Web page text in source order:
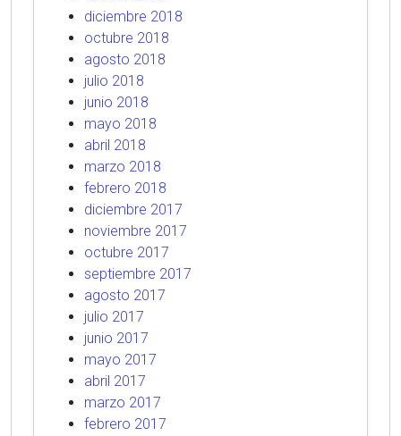
diciembre 2018
octubre 2018
agosto 2018
julio 2018
junio 2018
mayo 2018
abril 2018
marzo 2018
febrero 2018
diciembre 2017
noviembre 2017
octubre 2017
septiembre 2017
agosto 2017
julio 2017
junio 2017
mayo 2017
abril 2017
marzo 2017
febrero 2017